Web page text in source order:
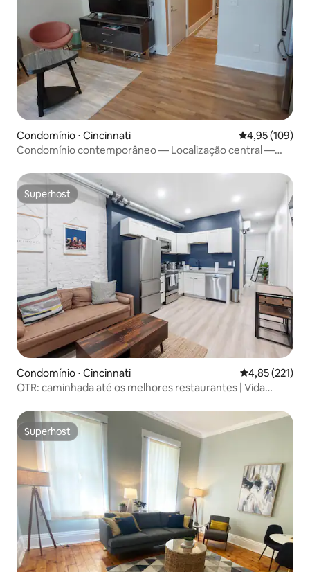
Condomínio ⋅ Cincinnati 4,95 de uma
4,95 (109)
Condomínio contemporâneo — Localização central —
Superhost
Superhost
Condomínio ⋅ Cincinnati 4,85 de uma
4,85 (221)
OTR: caminhada até os melhores restaurantes | Vida
Superhost
Superhost